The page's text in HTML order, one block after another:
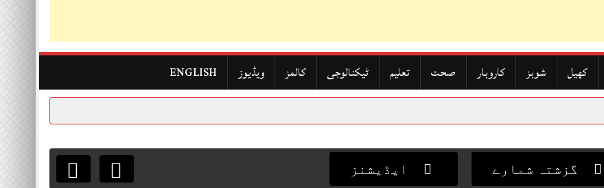
کھیل شوبز کاروبار صحت تعلیم ٹیکنالوجی کالمز ویڈیوز ENGLISH
گزشتہ شمارے ایڈیشنز